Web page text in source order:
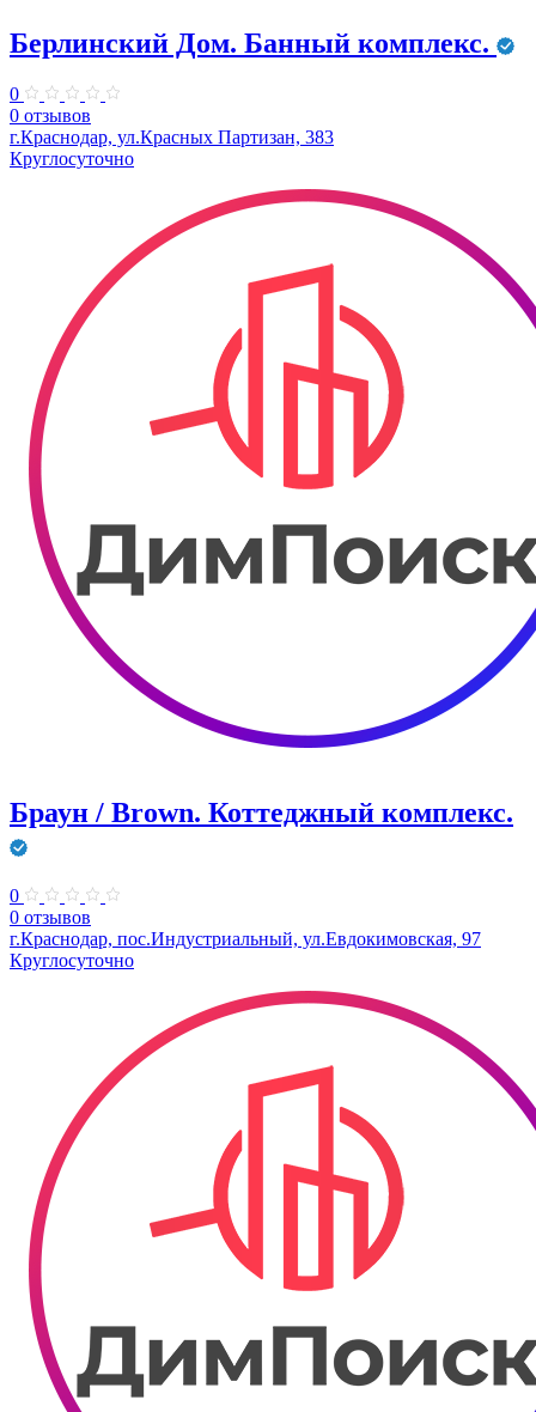
Берлинский Дом. Банный комплекс.
0
0 отзывов
г.Краснодар, ул.Красных Партизан, 383
Круглосуточно
Браун / Brown. Коттеджный комплекс.
0
0 отзывов
г.Краснодар, пос.Индустриальный, ул.Евдокимовская, 97
Круглосуточно